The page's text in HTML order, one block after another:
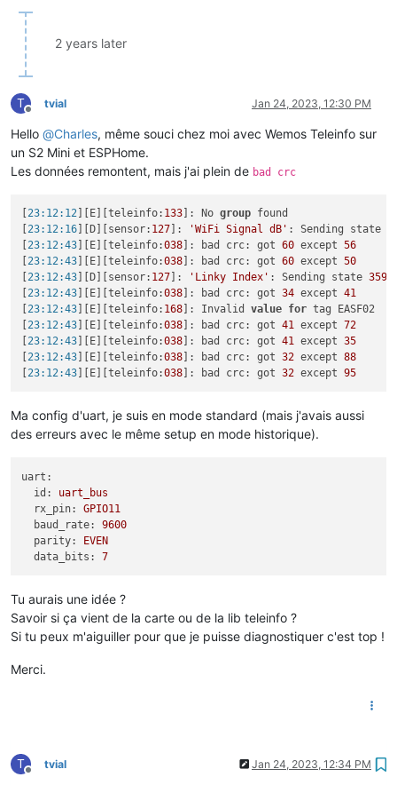
2 years later
T
Offline
tvial Jan 24, 2023, 12:30 PM
Hello @Charles, même souci chez moi avec Wemos Teleinfo sur
un S2 Mini et ESPHome.
Les données remontent, mais j'ai plein de bad crc
[23:12:12 ][E][teleinfo: 133 ]: No group found
[23:12:16 ][D][sensor: 127 ]: 'WiFi Signal dB' : Sending state
[23:12:43 ][E][teleinfo:038 ]: bad crc: got 60 except 56
[23:12:43 ][E][teleinfo:038 ]: bad crc: got 60 except 50
[23:12:43 ][D][sensor: 127 ]: 'Linky Index' : Sending state
[23:12:43 ][E][teleinfo:038 ]: bad crc: got 34 except 41
[23:12:43 ][E][teleinfo: 168 ]: Invalid value for tag EASF02
[23:12:43 ][E][teleinfo:038 ]: bad crc: got 41 except 72
[23:12:43 ][E][teleinfo:038 ]: bad crc: got 41 except 35
[23:12:43 ][E][teleinfo:038 ]: bad crc: got 32 except 88
[23:12:43 ][E][teleinfo:038 ]: bad crc: got 32 except 95
Ma config d'uart, je suis en mode standard (mais j'avais aussi
des erreurs avec le même setup en mode historique).
uart:
id:
uart_bus
rx_pin:
GPIO11
baud_rate:
9600
parity:
EVEN
data_bits:
7
Tu aurais une idée ?
Savoir si ça vient de la carte ou de la lib teleinfo ?
Si tu peux m'aiguiller pour que je puisse diagnostiquer c'est top !
Merci.
T
Offline
tvial Jan 24, 2023, 12:34 PM